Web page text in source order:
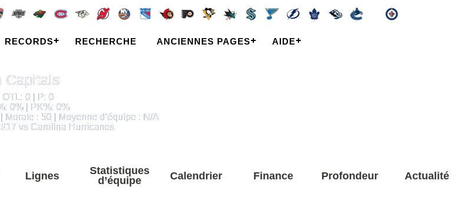
RECORDS RECHERCHE ANCIENNES PAGES AIDE
Capitals
OTL: 0 | P: 0
0% | PK%: 0%
Morale : 50 | Moyenne d’équipe : N/A
vs Carolina Hurricanes
Lignes
Statistiques
d’équipe
Calendrier Finance Profondeur Actualité